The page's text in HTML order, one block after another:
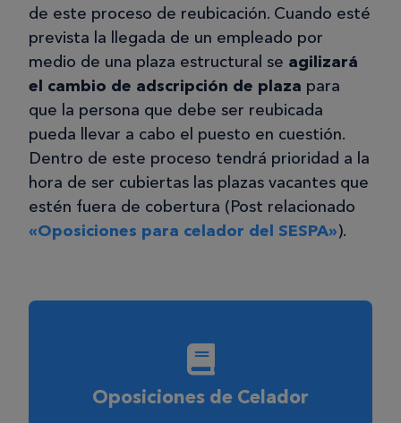
de este proceso de reubicación. Cuando esté
prevista la llegada de un empleado por
medio de una plaza estructural se agilizará
el cambio de adscripción de plaza para
que la persona que debe ser reubicada
pueda llevar a cabo el puesto en cuestión.
Dentro de este proceso tendrá prioridad a la
hora de ser cubiertas las plazas vacantes que
estén fuera de cobertura (Post relacionado
«Oposiciones para celador del SESPA»).
Oposiciones de Celador